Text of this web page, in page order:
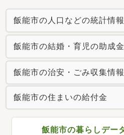
飯能市の人口などの統計情報
飯能市の結婚・育児の助成金
飯能市の治安・ごみ収集情報
飯能市の住まいの給付金
飯能市の暮らしデー